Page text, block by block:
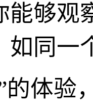
能够观
如同一
的体验